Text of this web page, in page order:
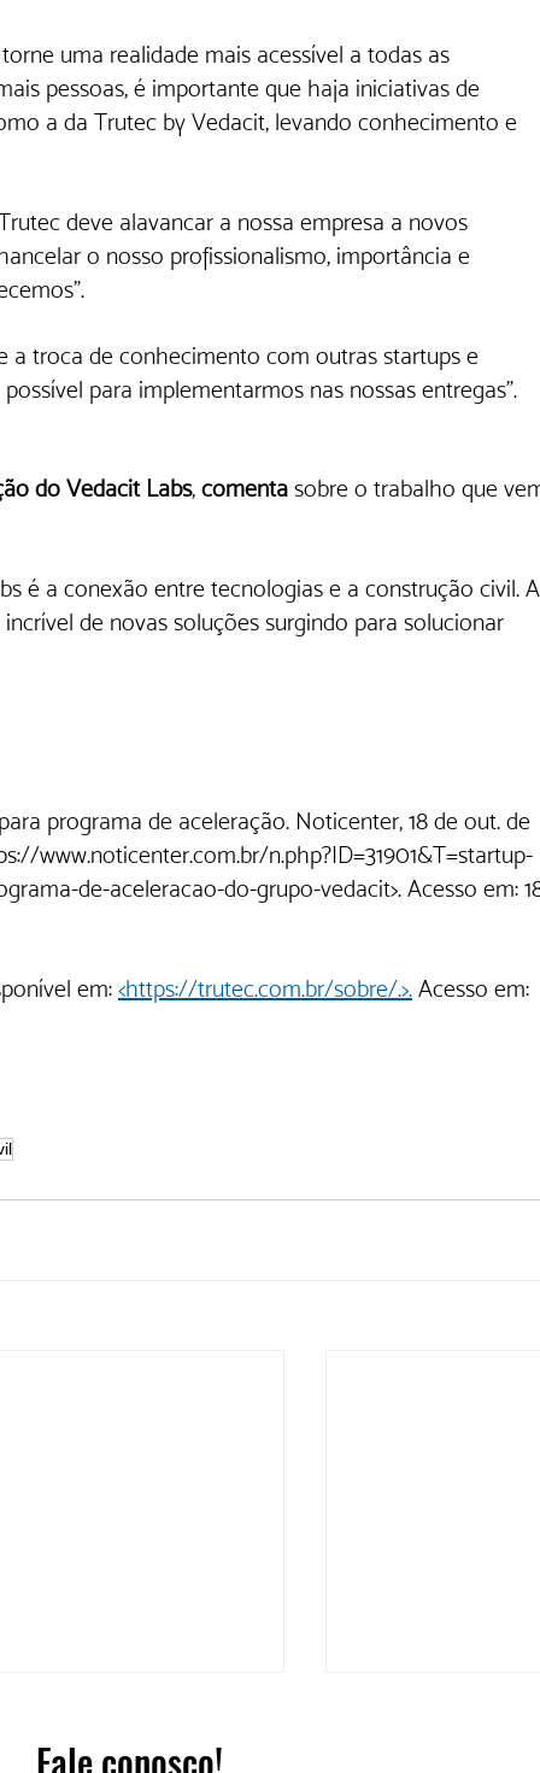
uma realidade mais acessível a todas as
pessoas, é importante que haja iniciativas de
a da Trutec by Vedacit, levando conhecimento e
deve alavancar a nossa empresa a novos
o nosso profissionalismo, importância e
a troca de conhecimento com outras startups e
para implementarmos nas nossas entregas”.
do Vedacit Labs, comenta sobre o trabalho que
é a conexão entre tecnologias e a construção civil.
de novas soluções surgindo para solucionar
programa de aceleração. Noticenter, 18 de out. de
www.noticenter.com.br/n.php?ID=31901&T=startup-
de-aceleracao-do-grupo-vedacit>. Acesso em:
em: <https://trutec.com.br/sobre/.>. Acesso em:
Fale conosco!